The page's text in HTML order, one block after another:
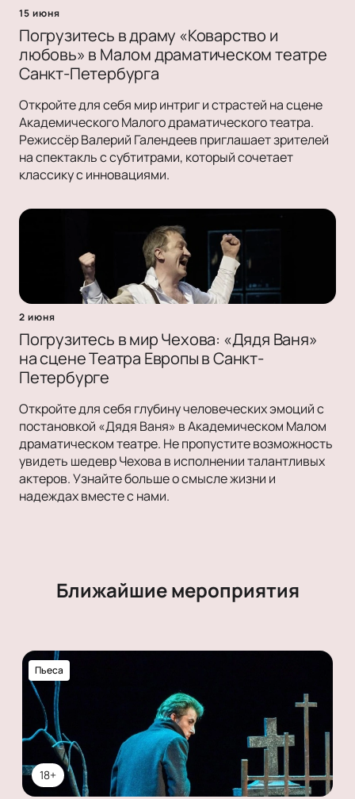
15 июня
Погрузитесь в драму «Коварство и
любовь» в Малом драматическом театре
Санкт-Петербурга
Откройте для себя мир интриг и страстей на сцене
Академического Малого драматического театра.
Режиссёр Валерий Галендеев приглашает зрителей
на спектакль с субтитрами, который сочетает
классику с инновациями.
2 июня
Погрузитесь в мир Чехова: «Дядя Ваня»
на сцене Театра Европы в Санкт-
Петербурге
Откройте для себя глубину человеческих эмоций с
постановкой «Дядя Ваня» в Академическом Малом
драматическом театре. Не пропустите возможность
увидеть шедевр Чехова в исполнении талантливых
актеров. Узнайте больше о смысле жизни и
надеждах вместе с нами.
Ближайшие мероприятия
18+
Пьеса